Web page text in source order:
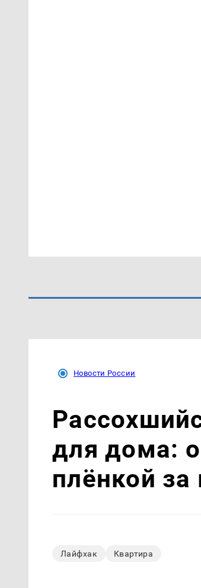
Новости России
для дома:
плёнкой за
Лайфхак Квартира